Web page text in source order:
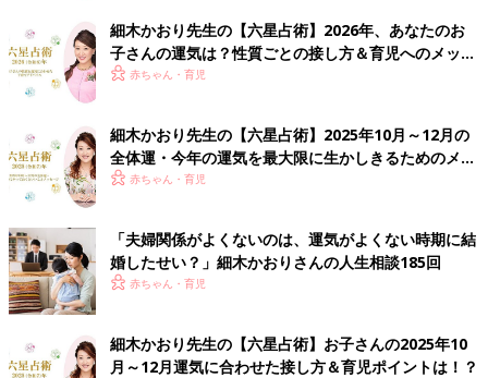
細木かおり先生の【六星占術】2026年、あなたのお
子さんの運気は？性質ごとの接し方＆育児へのメッセ
ージ赤ちゃん・育児
細木かおり先生の【六星占術】2025年10月～12月の
全体運・今年の運気を最大限に生かしきるためのメッ
セージ
赤ちゃん・育児
「夫婦関係がよくないのは、運気がよくない時期に結
婚したせい？」細木かおりさんの人生相談185回
赤ちゃん・育児
細木かおり先生の【六星占術】お子さんの2025年10
月～12月運気に合わせた接し方＆育児ポイントは！？